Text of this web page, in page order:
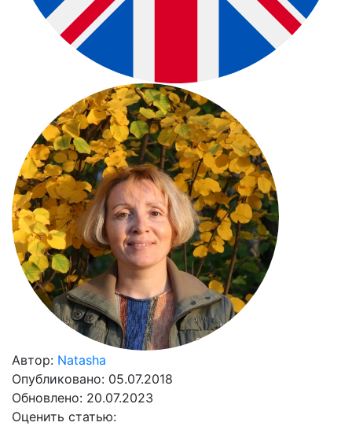
Автор: Natasha
Опубликовано: 05.07.2018
Обновлено: 20.07.2023
Оценить статью: